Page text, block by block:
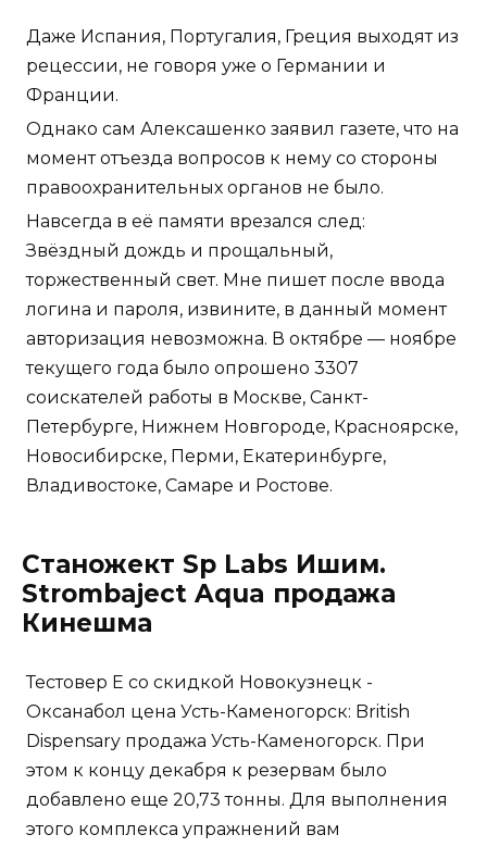
Даже Испания, Португалия, Греция выходят из
рецессии, не говоря уже о Германии и
Франции.
Однако сам Алексашенко заявил газете, что на
момент отъезда вопросов к нему со стороны
правоохранительных органов не было.
Навсегда в её памяти врезался след:
Звёздный дождь и прощальный,
торжественный свет. Мне пишет после ввода
логина и пароля, извините, в данный момент
авторизация невозможна. В октябре — ноябре
текущего года было опрошено 3307
соискателей работы в Москве, Санкт-
Петербурге, Нижнем Новгороде, Красноярске,
Новосибирске, Перми, Екатеринбурге,
Владивостоке, Самаре и Ростове.
Станожект Sp Labs Ишим.
Strombaject Aqua продажа
Кинешма
Тестовер Е со скидкой Новокузнецк -
Оксанабол цена Усть-Каменогорск: British
Dispensary продажа Усть-Каменогорск. При
этом к концу декабря к резервам было
добавлено еще 20,73 тонны. Для выполнения
этого комплекса упражнений вам